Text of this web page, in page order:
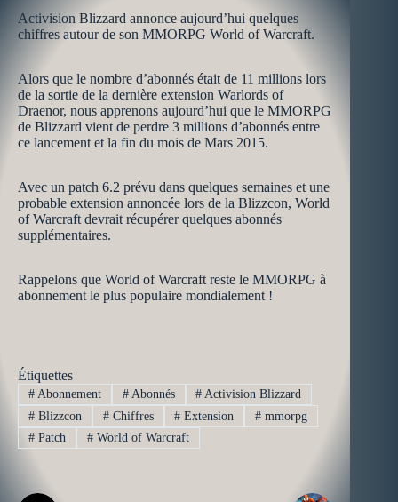
Activision Blizzard annonce aujourd’hui quelques
chiffres autour de son MMORPG World of Warcraft.
Alors que le nombre d’abonnés était de 11 millions lors
de la sortie de la dernière extension Warlords of
Draenor, nous apprenons aujourd’hui que le MMORPG
de Blizzard vient de perdre 3 millions d’abonnés entre
ce lancement et la fin du mois de Mars 2015.
Avec un patch 6.2 prévu dans quelques semaines et une
probable extension annoncée lors de la Blizzcon, World
of Warcraft devrait récupérer quelques abonnés
supplémentaires.
Rappelons que World of Warcraft reste le MMORPG à
abonnement le plus populaire mondialement !
Étiquettes
#Abonnement #Abonnés # Activision Blizzard
#Blizzcon #Chiffres # Extension # mmorpg
#Patch #World of Warcraft